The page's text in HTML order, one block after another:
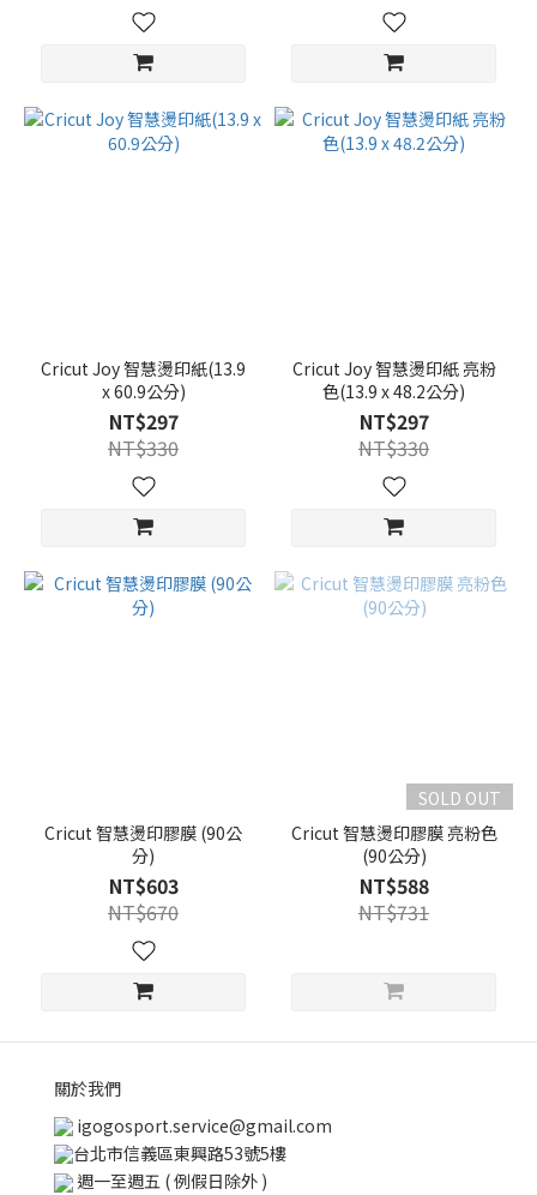
Cricut Joy 智慧燙印紙(13.9
x 60.9公分)
NT$297
NT$330
Cricut Joy 智慧燙印紙 亮粉
色(13.9 x 48.2公分)
NT$297
NT$330
Cricut 智慧燙印膠膜 (90公
分)
NT$603
NT$670
SOLD OUT
Cricut 智慧燙印膠膜 亮粉色
(90公分)
NT$588
NT$731
關於我們
igogosport.service@gmail.com
台北市信義區東興路53號5樓
週一至週五 ( 例假日除外 )